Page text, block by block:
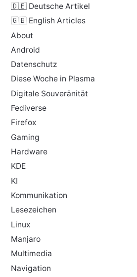
🇩🇪 Deutsche Artikel
🇬🇧 English Articles
About
Android
Datenschutz
Diese Woche in Plasma
Digitale Souveränität
Fediverse
Firefox
Gaming
Hardware
KDE
KI
Kommunikation
Lesezeichen
Linux
Manjaro
Multimedia
Navigation